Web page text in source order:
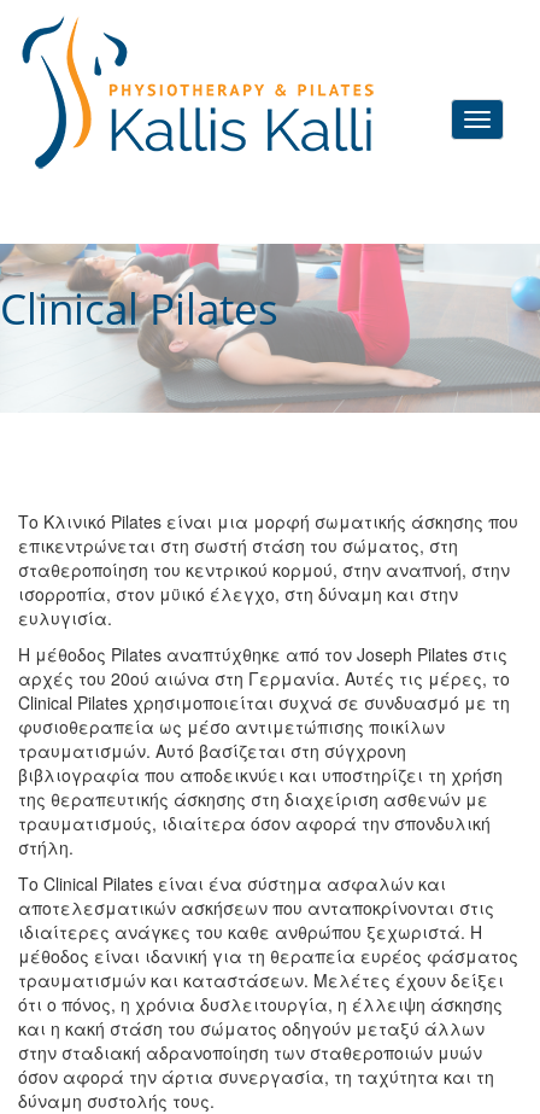
Clinical Pilates
Το Κλινικό Pilates είναι μια μορφή σωματικής άσκησης που
επικεντρώνεται στη σωστή στάση του σώματος, στη
σταθεροποίηση του κεντρικού κορμού, στην αναπνοή, στην
ισορροπία, στον μϋικό έλεγχο, στη δύναμη και στην
ευλυγισία.
Η μέθοδος Pilates αναπτύχθηκε από τον Joseph Pilates στις
αρχές του 20ού αιώνα στη Γερμανία. Αυτές τις μέρες, το
Clinical Pilates χρησιμοποιείται συχνά σε συνδυασμό με τη
φυσιοθεραπεία ως μέσο αντιμετώπισης ποικίλων
τραυματισμών. Αυτό βασίζεται στη σύγχρονη
βιβλιογραφία που αποδεικνύει και υποστηρίζει τη χρήση
της θεραπευτικής άσκησης στη διαχείριση ασθενών με
τραυματισμούς, ιδιαίτερα όσον αφορά την σπονδυλική
στήλη.
Το Clinical Pilates είναι ένα σύστημα ασφαλών και
αποτελεσματικών ασκήσεων που ανταποκρίνονται στις
ιδιαίτερες ανάγκες του καθε ανθρώπου ξεχωριστά. Η
μέθοδος είναι ιδανική για τη θεραπεία ευρέος φάσματος
τραυματισμών και καταστάσεων. Μελέτες έχουν δείξει
ότι ο πόνος, η χρόνια δυσλειτουργία, η έλλειψη άσκησης
και η κακή στάση του σώματος οδηγούν μεταξύ άλλων
στην σταδιακή αδρανοποίηση των σταθεροποιών μυών
όσον αφορά την άρτια συνεργασία, τη ταχύτητα και τη
δύναμη συστολής τους.